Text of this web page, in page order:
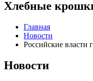
Хлебные
Главная
Новости
Российские власти
Новости